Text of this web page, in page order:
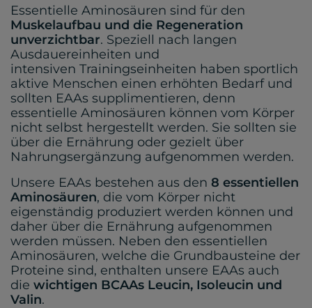
Essentielle Aminosäuren sind für den
Muskelaufbau und die Regeneration
unverzichtbar. Speziell nach langen
Ausdauereinheiten und
intensiven Trainingseinheiten haben sportlich
aktive Menschen einen erhöhten Bedarf und
sollten EAAs supplimentieren, denn
essentielle Aminosäuren können vom Körper
nicht selbst hergestellt werden. Sie sollten sie
über die Ernährung oder gezielt über
Nahrungsergänzung aufgenommen werden.
Unsere EAAs bestehen aus den 8 essentiellen
Aminosäuren, die vom Körper nicht
eigenständig produziert werden können und
daher über die Ernährung aufgenommen
werden müssen. Neben den essentiellen
Aminosäuren, welche die Grundbausteine der
Proteine sind, enthalten unsere EAAs auch
die wichtigen BCAAs Leucin, Isoleucin und
Valin.